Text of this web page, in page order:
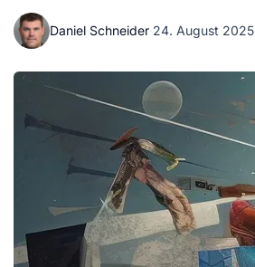
Daniel Schneider·24. August 2025